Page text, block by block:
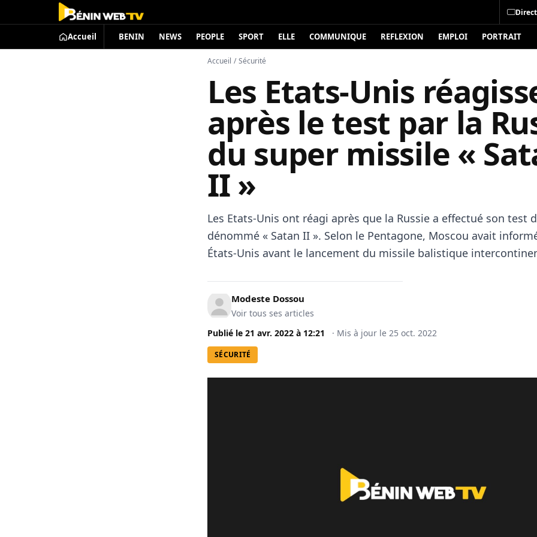
Accueil BENIN NEWS PEOPLE SPORT ELLE COMMUNIQUE REFLEXION EMPLOI PORTRAIT
Accueil / Sécurité
Les Etats-Unis
après le test par la
du super missile «
II »
Les Etats-Unis ont réagi après que la Russie a effectué son test
dénommé « Satan II ». Selon le Pentagone, Moscou avait
États-Unis avant le lancement du missile balistique
Modeste Dossou
Voir tous ses articles
Publié le 21 avr. 2022 à 12:21 · Mis à jour le 25 oct. 2022
SÉCURITÉ